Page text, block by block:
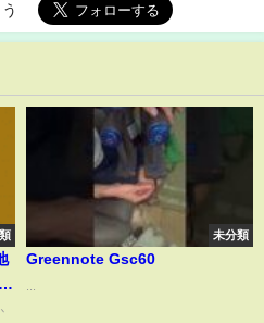
未分類
Greennote Gsc60